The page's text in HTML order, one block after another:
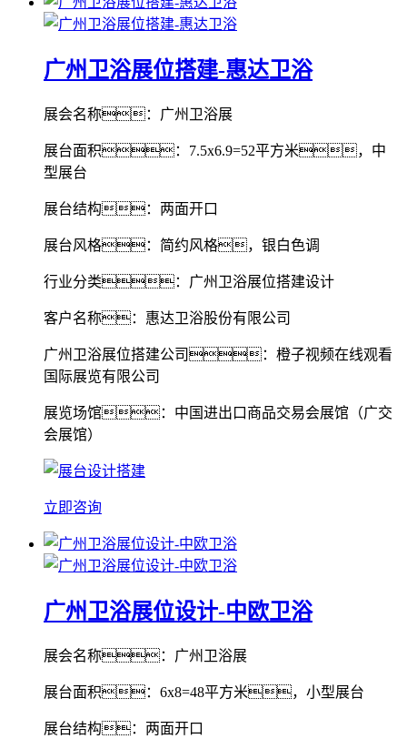
广州卫浴展位搭建-惠达卫浴
展会名称：广州卫浴展
展台面积：7.5x6.9=52平方米，中
型展台
展台结构：两面开口
展台风格：简约风格，银白色调
行业分类：广州卫浴展位搭建设计
客户名称：惠达卫浴股份有限公司
广州卫浴展位搭建公司：橙子视频在线观看
国际展览有限公司
展览场馆：中国进出口商品交易会展馆（广交
会展馆）
立即咨询
广州卫浴展位设计-中欧卫浴
展会名称：广州卫浴展
展台面积：6x8=48平方米，小型展台
展台结构：两面开口